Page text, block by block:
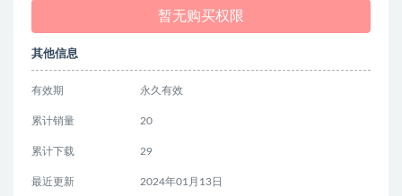
暂无购买权限
其他信息
有效期 永久有效
累计销量 20
累计下载 29
最近更新 2024年01月13日